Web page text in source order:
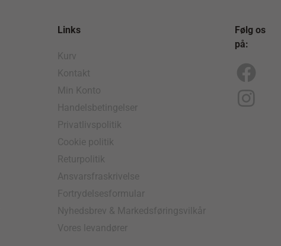
Links
Kurv
Kontakt
Min Konto
Handelsbetingelser
Privatlivspolitik
Cookie politik
Returpolitik
Ansvarsfraskrivelse
Fortrydelsesformular
Nyhedsbrev & Markedsføringsvilkår
Vores levandører
Følg os
på:
F
a
I
n